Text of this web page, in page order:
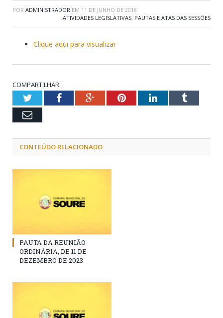
POR ADMINISTRADOR EM 11 DE JUNHO DE 2018
ATIVIDADES LEGISLATIVAS, PAUTAS E ATAS DAS SESSÕES
Clique aqui para visualizar
COMPARTILHAR:
TwitterFacebookGoogle+PinterestLinkedInTumblr
Email
CONTEÚDO RELACIONADO
PAUTA DA REUNIÃO
ORDINÁRIA, DE 11 DE
DEZEMBRO DE 2023